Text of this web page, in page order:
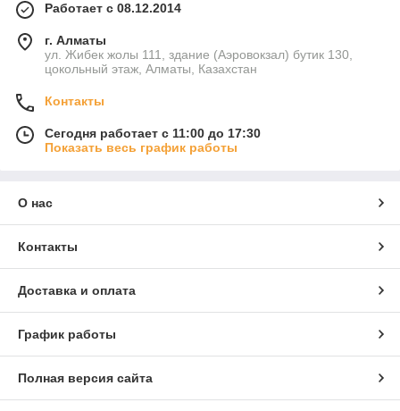
Работает с 08.12.2014
г. Алматы
ул. Жибек жолы 111, здание (Аэровокзал) бутик 130,
цокольный этаж, Алматы, Казахстан
Контакты
Сегодня работает с 11:00 до 17:30
Показать весь график работы
О нас
Контакты
Доставка и оплата
График работы
Полная версия сайта